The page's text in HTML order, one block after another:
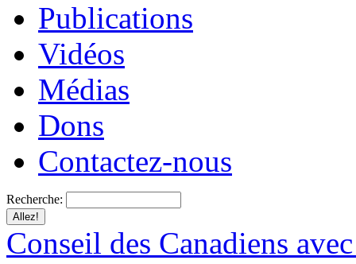
Publications
Vidéos
Médias
Dons
Contactez-nous
Recherche:
Conseil des Canadiens